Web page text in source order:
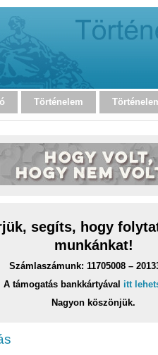
Történelem
segíts, hogy
munkánkat!
Számlaszámunk: 11705008 –
A támogatás bankkártyával itt
Nagyon köszönjük.